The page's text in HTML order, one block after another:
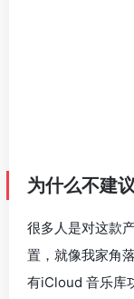
为什么不建
很多人是对这款
置，就像我家角
有iCloud 音乐库